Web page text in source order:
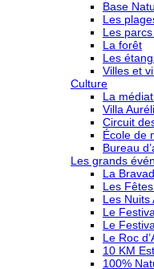
Base
Les
Les
La forêt
Les
Villes et
Culture
La
Villa
Circuit
École de
Bureau
Les grands
La
Les
Les Nuits
Le
Le
Le Roc
10 KM
100%